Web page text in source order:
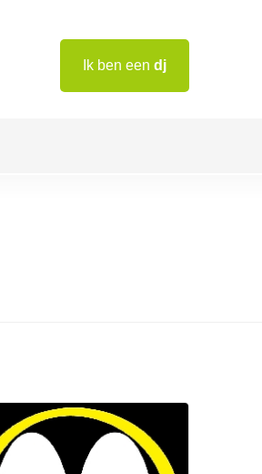
Ik ben een dj